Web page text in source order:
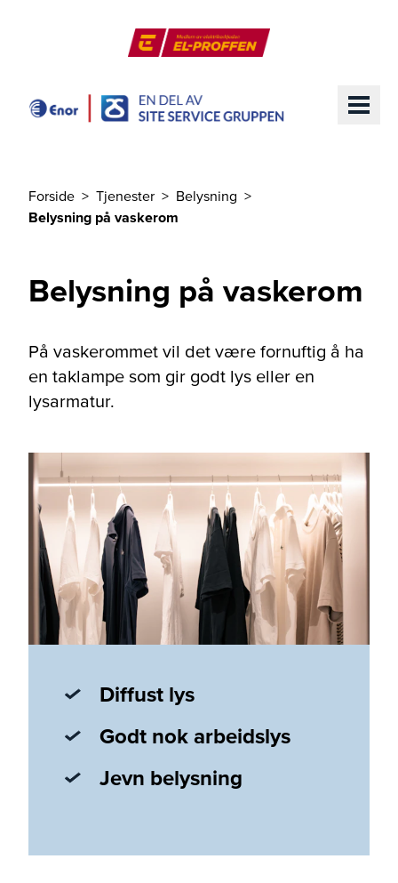
Du er her
Forside Tjenester
Belysning
Belysning på vaskerom
Belysning på vaskerom
På vaskerommet vil det være fornuftig å ha
en taklampe som gir godt lys eller en
lysarmatur.
Diffust lys
Godt nok arbeidslys
Jevn belysning